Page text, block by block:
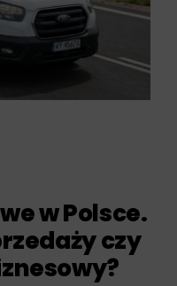
w Polsce.
czy